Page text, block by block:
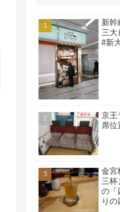
新幹
三大
#新
京王
席位
金宮
三杯
の「
り